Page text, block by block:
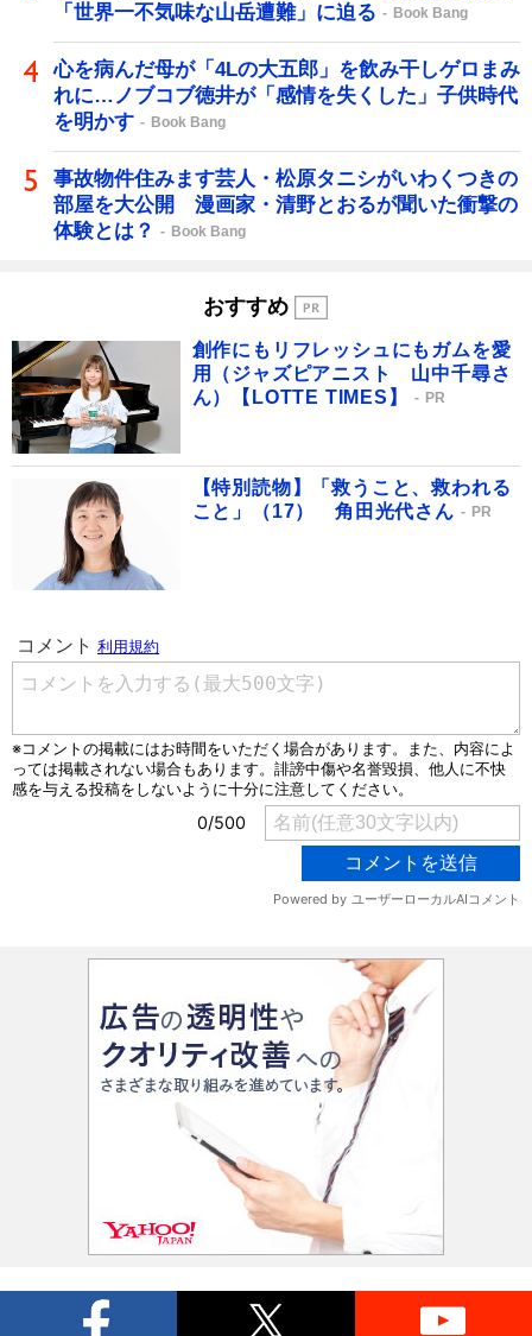
「世界一不気味な山岳遭難」に迫る
Book Bang
心を病んだ母が「4Lの大五郎」を飲み干しゲロまみ
れに…ノブコブ徳井が「感情を失くした」子供時代
を明かす
Book Bang
事故物件住みます芸人・松原タニシがいわくつきの
部屋を大公開 漫画家・清野とおるが聞いた衝撃の
体験とは？
Book Bang
おすすめ
創作にもリフレッシュにもガムを愛
用（ジャズピアニスト 山中千尋さ
ん）【LOTTE TIMES】
PR
【特別読物】「救うこと、救われる
こと」（17） 角田光代さん
PR